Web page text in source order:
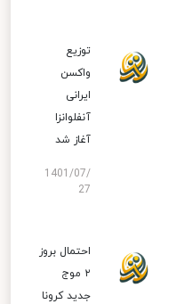
توزیع
واکسن
ایرانی
آنفلوانزا
آغاز شد
1401/07/
27
احتمال بروز
۲ موج
جدید کرونا